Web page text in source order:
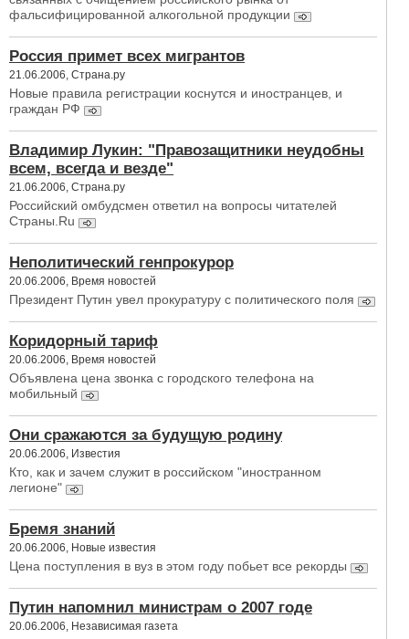
фальсифицированной алкогольной продукции
Россия примет всех мигрантов
21.06.2006, Страна.ру
Новые правила регистрации коснутся и иностранцев, и
граждан РФ
Владимир Лукин: "Правозащитники неудобны
всем, всегда и везде"
21.06.2006, Страна.ру
Российский омбудсмен ответил на вопросы читателей
Страны.Ru
Неполитический генпрокурор
20.06.2006, Время новостей
Президент Путин увел прокуратуру с политического поля
Коридорный тариф
20.06.2006, Время новостей
Объявлена цена звонка с городского телефона на
мобильный
Они сражаются за будущую родину
20.06.2006, Известия
Кто, как и зачем служит в российском "иностранном
легионе"
Бремя знаний
20.06.2006, Новые известия
Цена поступления в вуз в этом году побьет все рекорды
Путин напомнил министрам о 2007 годе
20.06.2006, Независимая газета